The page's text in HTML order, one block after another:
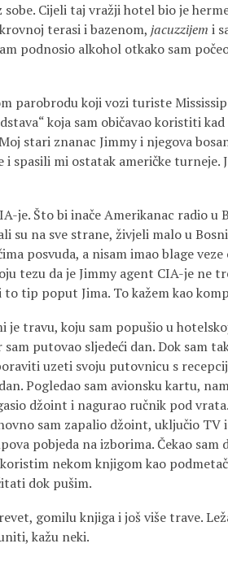
Cijeli taj vražji hotel bio je
terasi i bazenom, jacuzzijem i
podnosio alkohol otkako sam
parobrodu koji vozi turiste
koja sam običavao koristiti
stari znanac Jimmy i njegova
spasili mi ostatak američke turneje.
je. Što bi inače Amerikanac radio u
su na sve strane, živjeli malo u
posvuda, a nisam imao blage veze
tezu da je Jimmy agent CIA-je ne
tip poput Jima. To kažem kao
je travu, koju sam popušio u
putovao sljedeći dan. Dok sam
uzeti svoju putovnicu s
Pogledao sam avionsku kartu,
džoint i nagurao ručnik pod
sam zapalio džoint, uključio TV i
pobjeda na izborima. Čekao sam
nekom knjigom kao
dok pušim.
gomilu knjiga i još više trave.
kažu neki.